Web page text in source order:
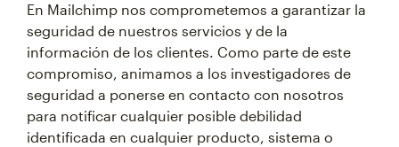
En Mailchimp nos comprometemos a garantizar la
seguridad de nuestros servicios y de la
información de los clientes. Como parte de este
compromiso, animamos a los investigadores de
seguridad a ponerse en contacto con nosotros
para notificar cualquier posible debilidad
identificada en cualquier producto, sistema o